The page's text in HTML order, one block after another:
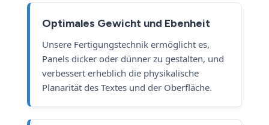
Optimales Gewicht und Ebenheit
Unsere Fertigungstechnik ermöglicht es,
Panels dicker oder dünner zu gestalten, und
verbessert erheblich die physikalische
Planarität des Textes und der Oberfläche.